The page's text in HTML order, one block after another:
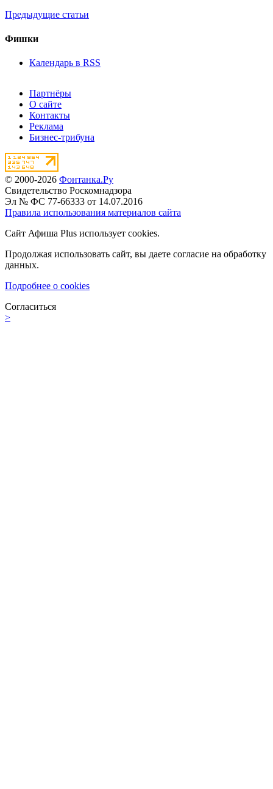
Предыдущие статьи
Фишки
Календарь в RSS
Партнёры
О сайте
Контакты
Реклама
Бизнес-трибуна
© 2000-2026 Фонтанка.Ру
Свидетельство Роскомнадзора
Эл № ФС 77-66333 от 14.07.2016
Правила использования материалов сайта
Сайт Афиша Plus использует cookies.
Продолжая использовать сайт, вы даете согласие на обработку
данных.
Подробнее о cookies
Согласиться
>